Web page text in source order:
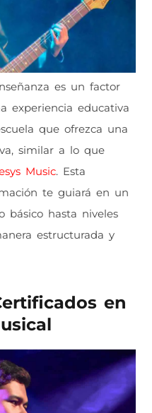
es un factor
experiencia educativa
que ofrezca una
similar a lo que
Music. Esta
te guiará en un
básico hasta niveles
estructurada y
en